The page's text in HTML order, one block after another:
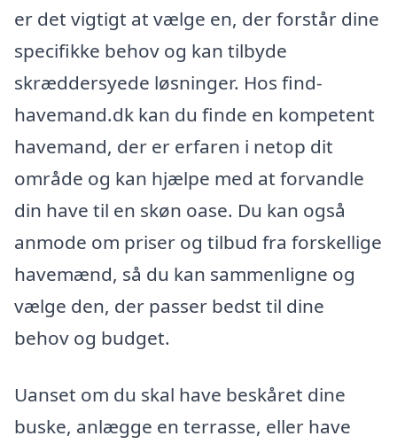
er det vigtigt at vælge en, der forstår dine
specifikke behov og kan tilbyde
skræddersyede løsninger. Hos find-
havemand.dk kan du finde en kompetent
havemand, der er erfaren i netop dit
område og kan hjælpe med at forvandle
din have til en skøn oase. Du kan også
anmode om priser og tilbud fra forskellige
havemænd, så du kan sammenligne og
vælge den, der passer bedst til dine
behov og budget.
Uanset om du skal have beskåret dine
buske, anlægge en terrasse, eller have